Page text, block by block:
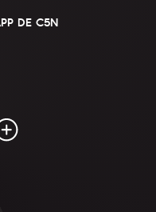
DE C5N